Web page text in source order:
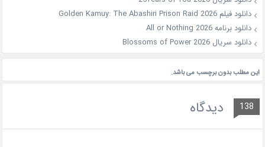
دانلود فیلم Golden Kamuy: The Abashiri Prison Raid 2026
دانلود برنامه All or Nothing 2026
دانلود سریال Blossoms of Power 2026
این مطلب بدون برچسب می باشد.
138 دیدگاه